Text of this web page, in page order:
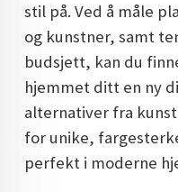
stil på. Ved å måle
og kunstner, samt
budsjett, kan du
hjemmet ditt en ny
alternativer fra
for unike,
perfekt i moderne